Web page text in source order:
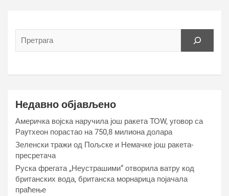
Недавно објављено
Америчка војска наручила још ракета ТОW, уговор са
Раyтхеон порастао на 750,8 милиона долара
Зеленски тражи од Пољске и Немачке још ракета-
пресретача
Руска фрегата „Неустрашими“ отворила ватру код
британских вода, британска морнарица појачала
праћење